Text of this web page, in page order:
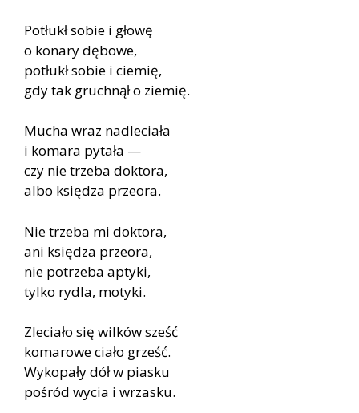
Potłukł sobie i głowę
o konary dębowe,
potłukł sobie i ciemię,
gdy tak gruchnął o ziemię.
Mucha wraz nadleciała
i komara pytała —
czy nie trzeba doktora,
albo księdza przeora.
Nie trzeba mi doktora,
ani księdza przeora,
nie potrzeba aptyki,
tylko rydla, motyki.
Zleciało się wilków sześć
komarowe ciało grześć.
Wykopały dół w piasku
pośród wycia i wrzasku.